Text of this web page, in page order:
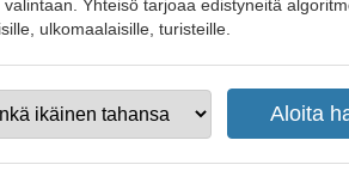
Yhteisö tarjoaa edistyneitä
ulkomaalaisille, turisteille.